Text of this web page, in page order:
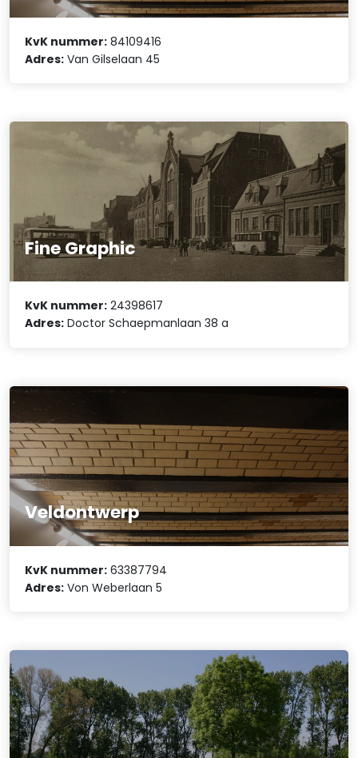
KvK nummer: 84109416
Adres: Van Gilselaan 45
Fine Graphic
KvK nummer: 24398617
Adres: Doctor Schaepmanlaan 38 a
Veldontwerp
KvK nummer: 63387794
Adres: Von Weberlaan 5